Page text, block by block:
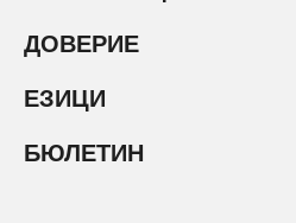
ДОВЕРИЕ
ЕЗИЦИ
БЮЛЕТИН